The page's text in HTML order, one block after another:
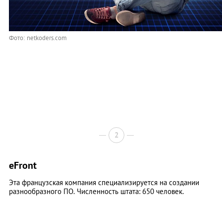
Фото: netkoders.com
2
eFront
Эта французская компания специализируется на создании
разнообразного ПО. Численность штата: 650 человек.